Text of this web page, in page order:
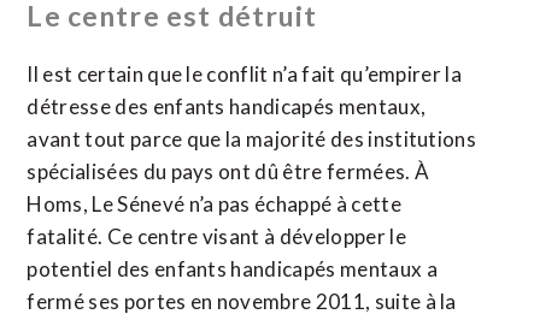
Le centre est détruit
Il est certain que le conflit n’a fait qu’empirer la
détresse des enfants handicapés mentaux,
avant tout parce que la majorité des institutions
spécialisées du pays ont dû être fermées. À
Homs, Le Sénevé n’a pas échappé à cette
fatalité. Ce centre visant à développer le
potentiel des enfants handicapés mentaux a
fermé ses portes en novembre 2011, suite à la